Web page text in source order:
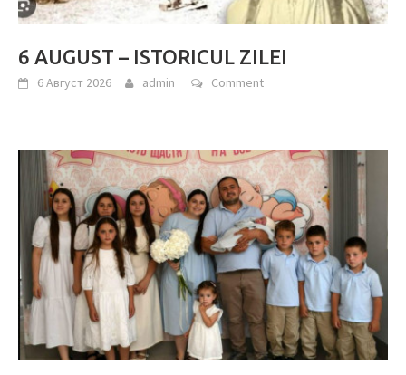
6 AUGUST – ISTORICUL ZILEI
6 Август 2026 admin Comment